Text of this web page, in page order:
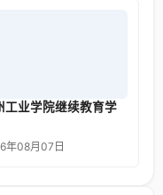
工业学院继续教育学
年08月07日